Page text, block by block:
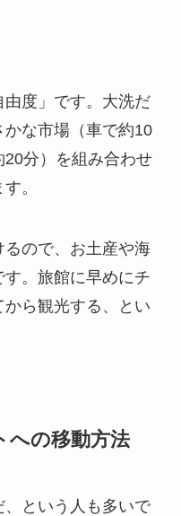
度」です。大洗だ
な市場（車で約10
分）を組み合わせ
。
ので、お土産や海
。旅館に早めにチ
から観光する、とい
への移動方法
という人も多いで